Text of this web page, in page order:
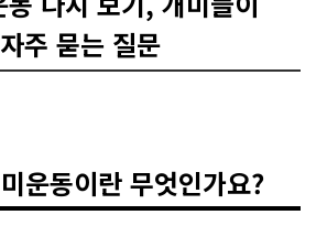
주 묻는 질문
운동이란 무엇인가요?